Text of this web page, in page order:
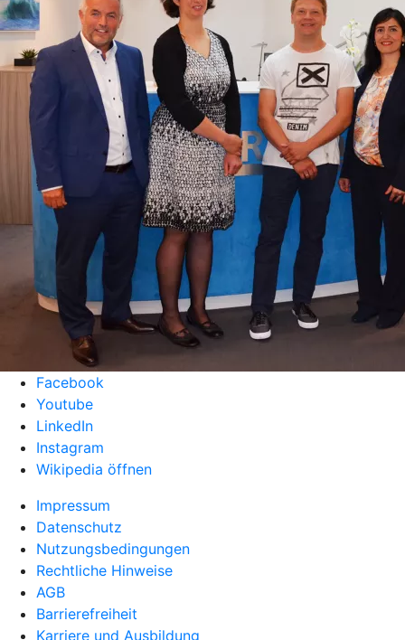
Facebook
Youtube
LinkedIn
Instagram
Wikipedia öffnen
Impressum
Datenschutz
Nutzungsbedingungen
Rechtliche Hinweise
AGB
Barrierefreiheit
Karriere und Ausbildung